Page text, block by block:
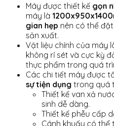
Máy được thiết kế gọn
máy là
gian hẹp nên có thể
sản xuất.
Vật liệu chính của máy
không rỉ sét và cực kỳ
thực phẩm trong quá
Các chi tiết máy được
sự tiện dụng trong quá
Thiết kế van xả
sinh dễ dàng.
Thiết kế phễu cấp
Cánh khuấy có thể